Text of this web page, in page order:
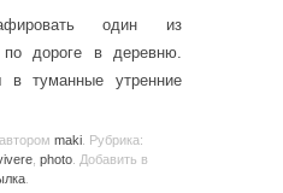
один из
дороге в деревню.
туманные утренние
автором maki . Рубрика:
photo . Добавить в